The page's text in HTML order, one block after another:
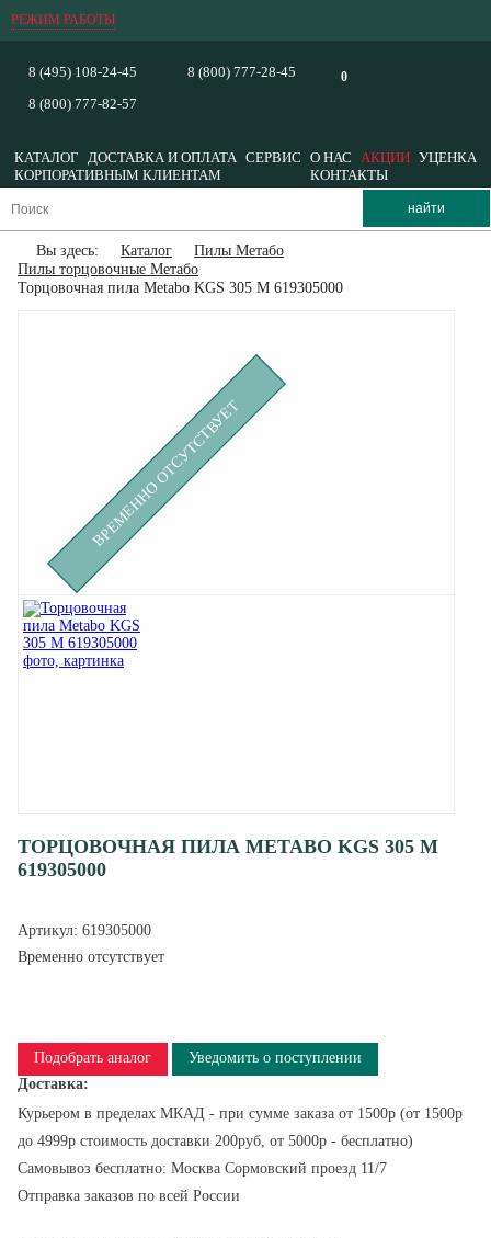
РЕЖИМ РАБОТЫ
0
8 (495) 108-24-45
8 (800) 777-82-57
8 (800) 777-28-45
КАТАЛОГ ДОСТАВКА И ОПЛАТА СЕРВИС О НАС АКЦИИ УЦЕНКА
КОРПОРАТИВНЫМ КЛИЕНТАМ
КОНТАКТЫ
Вы здесь: Каталог
Пилы Метабо
Пилы торцовочные Метабо
Торцовочная пила Metabo KGS 305 M 619305000
ВРЕМЕННО ОТСУТСТВУЕТ
ТОРЦОВОЧНАЯ ПИЛА METABO KGS 305 M
619305000
Артикул: 619305000
Временно отсутствует
Подобрать аналог
Уведомить о поступлении
Доставка:
Курьером в пределах МКАД - при сумме заказа от 1500р (от 1500р
до 4999р стоимость доставки 200руб, от 5000р - бесплатно)
Самовывоз бесплатно: Москва Сормовский проезд 11/7
Отправка заказов по всей России